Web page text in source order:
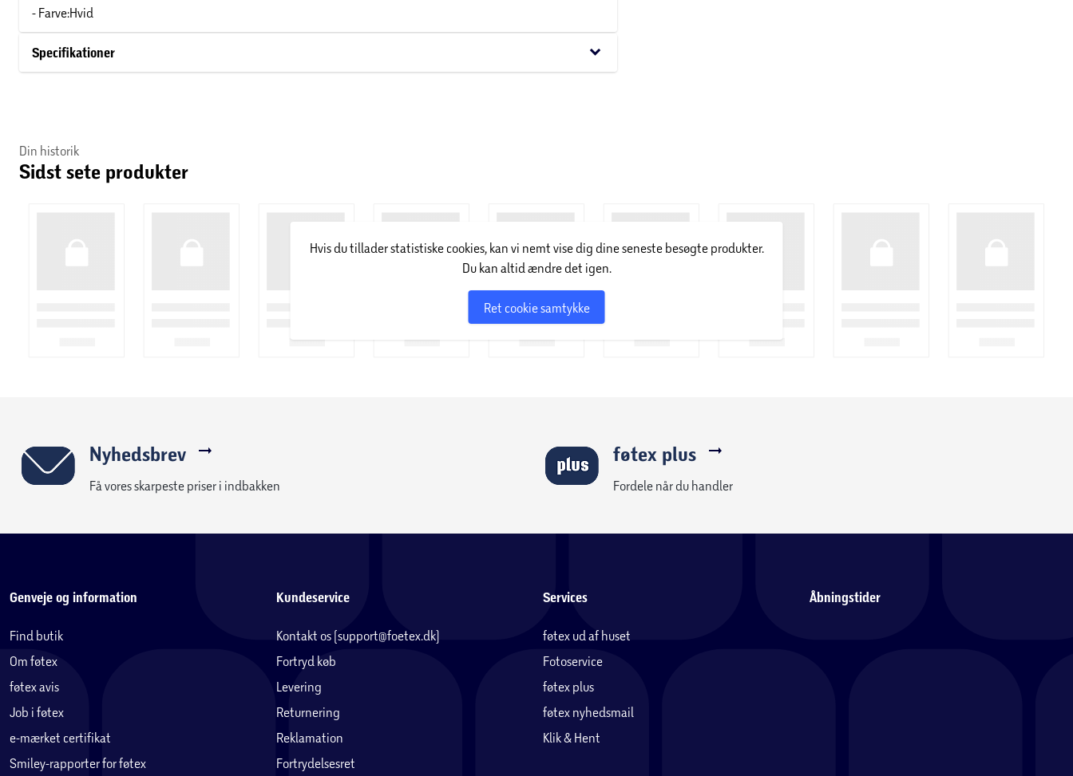
- Farve:Hvid
Specifikationer keyboard_arrow_down
Din historik
Sidst sete produkter
Hvis du tillader statistiske cookies, kan vi nemt vise dig dine seneste besøgte produkter.
Du kan altid ændre det igen.
Ret cookie samtykke
Nyhedsbrev
Få vores skarpeste priser i indbakken
føtex plus
Fordele når du handler
Genveje og information
Find butik
Om føtex
føtex avis
Job i føtex
e-mærket certifikat
Smiley-rapporter for føtex
Kundeservice
Kontakt os (support@foetex.dk)
Fortryd køb
Levering
Returnering
Reklamation
Fortrydelsesret
Services
føtex ud af huset
Fotoservice
føtex plus
føtex nyhedsmail
Klik & Hent
Åbningstider